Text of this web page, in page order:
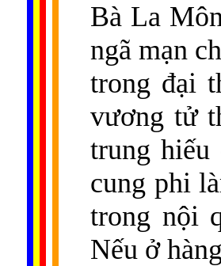
Bà La
ngã mạn
trong đại
vương tử
trung hiếu
cung phi
trong nội
Nếu ở